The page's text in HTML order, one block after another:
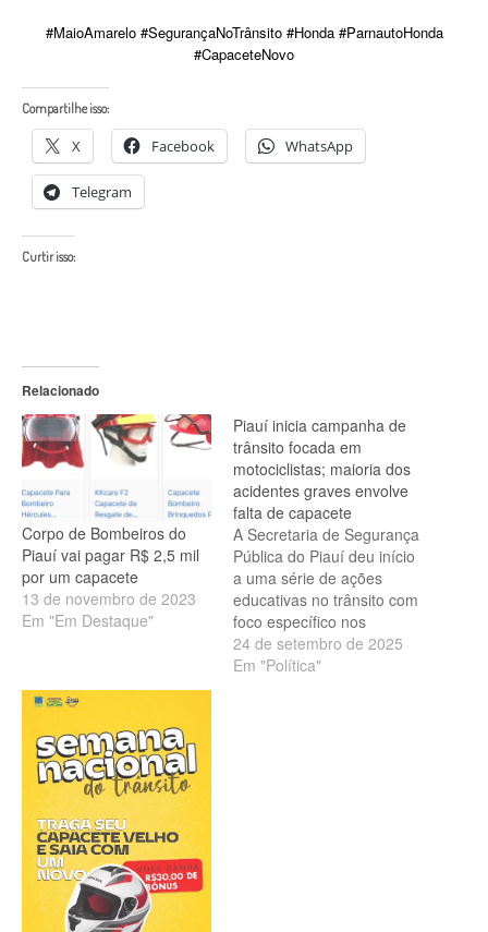
#MaioAmarelo #SegurançaNoTrânsito #Honda #ParnautoHonda
#CapaceteNovo
Compartilhe isso:
X Facebook WhatsApp
Telegram
Curtir isso:
Relacionado
Corpo de Bombeiros do
Piauí vai pagar R$ 2,5 mil
por um capacete
13 de novembro de 2023
Em "Em Destaque"
Piauí inicia campanha de
trânsito focada em
motociclistas; maioria dos
acidentes graves envolve
falta de capacete
A Secretaria de Segurança
Pública do Piauí deu início
a uma série de ações
educativas no trânsito com
foco específico nos
usuários de veículos de
duas rodas. As
24 de setembro de 2025
Em "Política"